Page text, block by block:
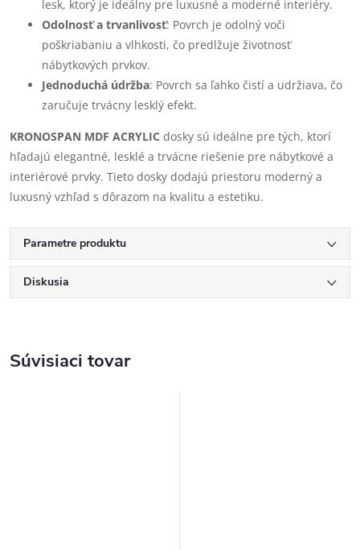
lesk, ktorý je ideálny pre luxusné a moderné interiéry.
Odolnosť a trvanlivosť: Povrch je odolný voči
poškriabaniu a vlhkosti, čo predlžuje životnosť
nábytkových prvkov.
Jednoduchá údržba: Povrch sa ľahko čistí a udržiava, čo
zaručuje trvácny lesklý efekt.
KRONOSPAN MDF ACRYLIC dosky sú ideálne pre tých, ktorí
hľadajú elegantné, lesklé a trvácne riešenie pre nábytkové a
interiérové prvky. Tieto dosky dodajú priestoru moderný a
luxusný vzhľad s dôrazom na kvalitu a estetiku.
Parametre produktu
Diskusia
Súvisiaci tovar